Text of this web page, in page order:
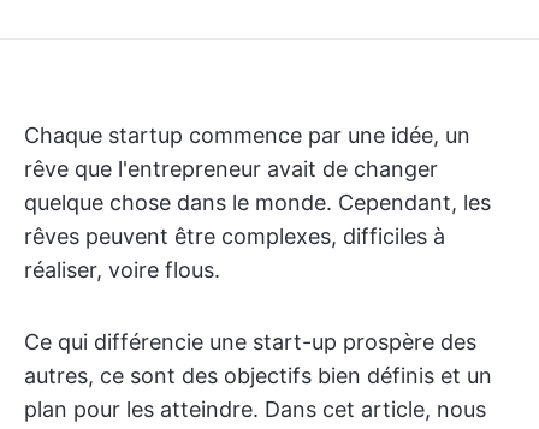
Chaque startup commence par une idée, un
rêve que l'entrepreneur avait de changer
quelque chose dans le monde. Cependant, les
rêves peuvent être complexes, difficiles à
réaliser, voire flous.
Ce qui différencie une start-up prospère des
autres, ce sont des objectifs bien définis et un
plan pour les atteindre. Dans cet article, nous